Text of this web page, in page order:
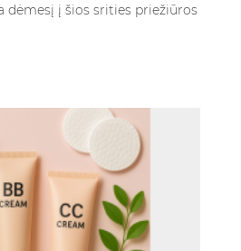
dėmesį į šios srities priežiūros